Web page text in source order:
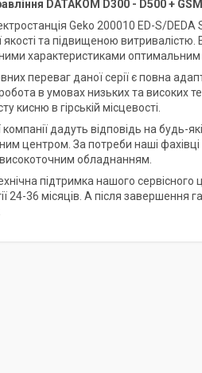
DATAKOM D300 - D500 + GSM
Geko 200010 ED-S/
та підвищеною витривалістю.
характеристиками оптимальним
переваг даної серії є повна
в умовах низьких та високих
кисню в гірській місцевості.
компанії дадуть відповідь на
центром. За потреби наші
обладнанням.
підтримка нашого
24-36 місяців. А після